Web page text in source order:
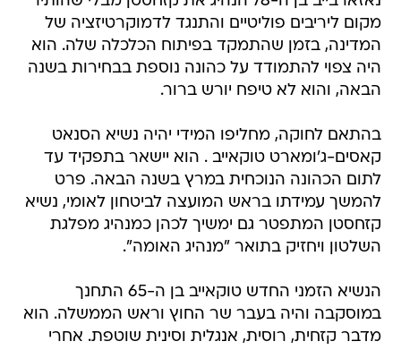
מקום ליריבים פוליטיים והתנגד לדמוקרטיזציה של
המדינה, בזמן שהתמקד בפיתוח הכלכלה שלה. הוא
היה צפוי להתמודד על כהונה נוספת בבחירות בשנה
הבאה, והוא לא טיפח יורש ברור.
בהתאם לחוקה, מחליפו המידי יהיה נשיא הסנאט
קאסים-ג'ומארט טוקאייב . הוא יישאר בתפקיד עד
לתום הכהונה הנוכחית במרץ בשנה הבאה. פרט
להמשך עמידתו בראש המועצה לביטחון לאומי, נשיא
קזחסטן המתפטר גם ימשיך לכהן כמנהיג מפלגת
השלטון ויחזיק בתואר "מנהיג האומה".
הנשיא הזמני החדש טוקאייב בן ה-65 התחנך
במוסקבה והיה בעבר שר החוץ וראש הממשלה. הוא
מדבר קזחית, רוסית, אנגלית וסינית שוטפת. אחרי